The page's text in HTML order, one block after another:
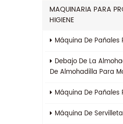
MAQUINARIA PARA
HIGIENE
Máquina De Pañales
Debajo De La
De Almohadilla Para
Máquina De Pañales
Máquina De